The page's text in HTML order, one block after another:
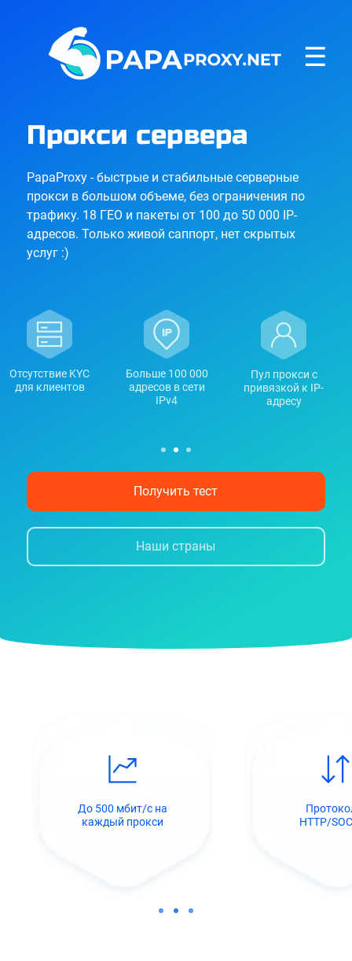
☰
Прокси сервера
PapaProxy - быстрые и стабильные серверные
прокси в большом объеме, без ограничения по
трафику. 18 ГЕО и пакеты от 100 до 50 000 IP-
адресов. Только живой саппорт, нет скрытых
услуг :)
Отсутствие KYC
для клиентов
Больше 100 000
адресов в сети
IPv4
Пул прокси с
привязкой к IP-
адресу
Получить тест
Наши страны
До 500 мбит/с на
каждый прокси
HTTP/